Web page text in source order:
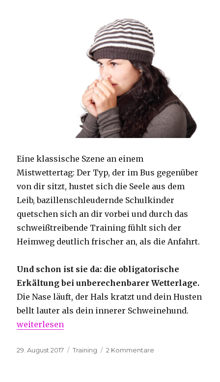
Eine klassische Szene an einem
Mistwettertag: Der Typ, der im Bus gegenüber
von dir sitzt, hustet sich die Seele aus dem
Leib, bazillenschleudernde Schulkinder
quetschen sich an dir vorbei und durch das
schweißtreibende Training fühlt sich der
Heimweg deutlich frischer an, als die Anfahrt.
Und schon ist sie da: die obligatorische
Erkältung bei unberechenbarer Wetterlage.
Die Nase läuft, der Hals kratzt und dein Husten
bellt lauter als dein innerer Schweinehund.
„Sollte man trotz Erkältung trainieren?“
weiterlesen
Veröffentlicht
29. August 2017 Kategorien
Training 2 Kommentare